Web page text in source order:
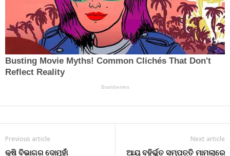
Previous article
କୃଷି ବିଭାଗର ଦୋମୁହାଁ
Next article
ଆୟ ବହିର୍ଭୁତ ସମ୍ପତ୍ତି ମାମଲାରେ